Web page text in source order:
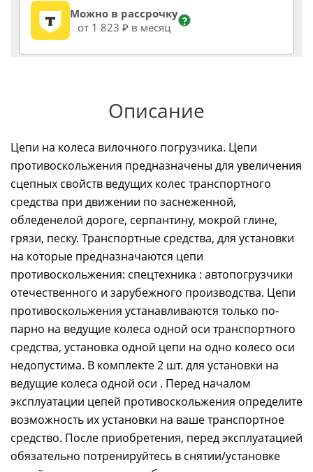
Можно в рассрочку
от 1 823 ₽ в месяц
?
Описание
Цепи на колеса вилочного погрузчика. Цепи
противоскольжения предназначены для увеличения
сцепных свойств ведущих колес транспортного
средства при движении по заснеженной,
обледенелой дороге, серпантину, мокрой глине,
грязи, песку. Транспортные средства, для установки
на которые предназначаются цепи
противоскольжения: спецтехника : автопогрузчики
отечественного и зарубежного производства. Цепи
противоскольжения устанавливаются только по-
парно на ведущие колеса одной оси транспортного
средства, установка одной цепи на одно колесо оси
недопустима. В комплекте 2 шт. для установки на
ведущие колеса одной оси . Перед началом
эксплуатации цепей противоскольжения определите
возможность их установки на ваше транспортное
средство. После приобретения, перед эксплуатацией
обязательно потренируйтесь в снятии/установке